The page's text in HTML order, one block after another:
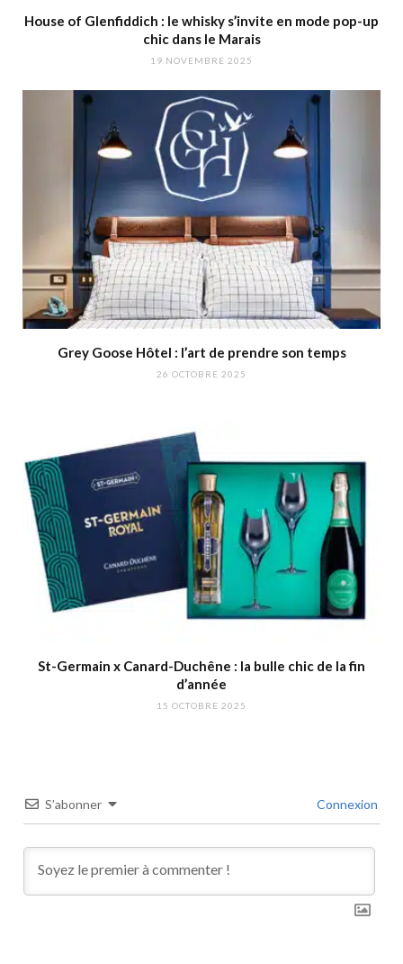
House of Glenfiddich : le whisky s’invite en mode pop-up
chic dans le Marais
19 NOVEMBRE 2025
Grey Goose Hôtel : l’art de prendre son temps
26 OCTOBRE 2025
St-Germain x Canard-Duchêne : la bulle chic de la fin
d’année
15 OCTOBRE 2025
S’abonner Connexion